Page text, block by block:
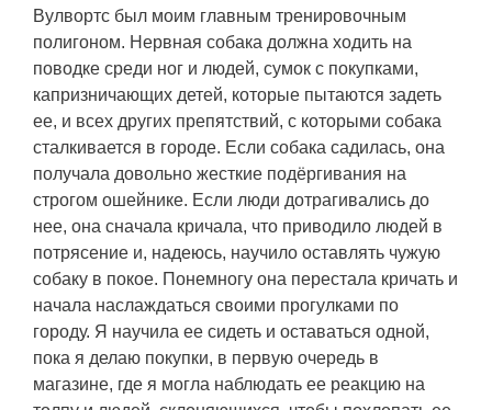
Вулвортс был моим главным тренировочным
полигоном. Нервная собака должна ходить на
поводке среди ног и людей, сумок с покупками,
капризничающих детей, которые пытаются задеть
ее, и всех других препятствий, с которыми собака
сталкивается в городе. Если собака садилась, она
получала довольно жесткие подёргивания на
строгом ошейнике. Если люди дотрагивались до
нее, она сначала кричала, что приводило людей в
потрясение и, надеюсь, научило оставлять чужую
собаку в покое. Понемногу она перестала кричать и
начала наслаждаться своими прогулками по
городу. Я научила ее сидеть и оставаться одной,
пока я делаю покупки, в первую очередь в
магазине, где я могла наблюдать ее реакцию на